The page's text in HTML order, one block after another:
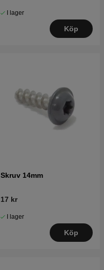
I lager
Köp
Skruv 14mm
17 kr
I lager
Köp